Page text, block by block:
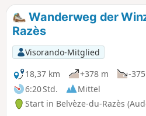
Stadt und dem Kanal und führt
des Kanals und eine kleine
durch die Circulade ist sehr
mittelalterlichen Runddorf kann
Dieses gut erhaltene und
einzigartig.
Wanderweg der
Razès
Visorando-Mitglied
18,37 km
+378 m
-
6:20 Std.
Mittel
Start in Belvèze-du-Razès